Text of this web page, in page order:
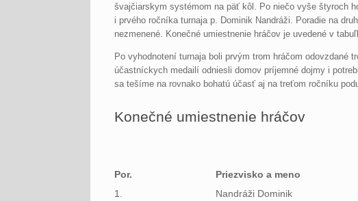
švajčiarskym systémom na päť kôl. Po niečo vyše štyroch
i prvého ročníka turnaja p. Dominik Nandráži. Poradie na
nezmenené. Konečné umiestnenie hráčov je uvedené v
Po vyhodnotení turnaja boli prvým trom hráčom odovzdané
účastníckych medailí odniesli domov príjemné dojmy i
sa tešíme na rovnako bohatú účasť aj na treťom ročníku
Konečné umiestnenie hráčov
Por.
Priezvisko a meno
1.
Nandráži Dominik